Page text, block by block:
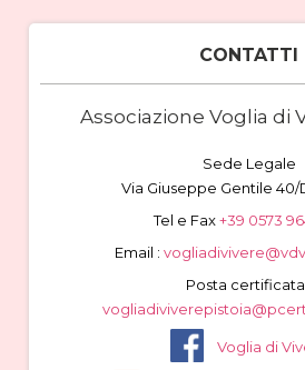
CONTATTI
Associazione Voglia di
Sede Legale
Via Giuseppe Gentile 40/
Tel e Fax+39 0573
Email :
Posta certificata
Voglia di